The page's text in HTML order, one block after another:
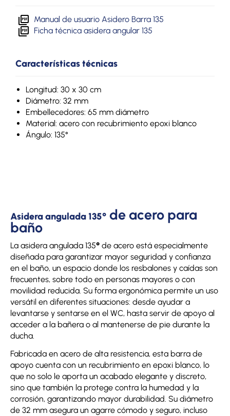
Manual de usuario Asidero Barra 135
Ficha técnica asidera angular 135
Características técnicas
Longitud: 30 x 30 cm
Diámetro: 32 mm
Embellecedores: 65 mm diámetro
Material: acero con recubrimiento epoxi blanco
Ángulo: 135°
Asidera angulada 135° de acero para
baño
La asidera angulada 135° de acero está especialmente
diseñada para garantizar mayor seguridad y confianza
en el baño, un espacio donde los resbalones y caídas son
frecuentes, sobre todo en personas mayores o con
movilidad reducida. Su forma ergonómica permite un uso
versátil en diferentes situaciones: desde ayudar a
levantarse y sentarse en el WC, hasta servir de apoyo al
acceder a la bañera o al mantenerse de pie durante la
ducha.
Fabricada en acero de alta resistencia, esta barra de
apoyo cuenta con un recubrimiento en epoxi blanco, lo
que no solo le aporta un acabado elegante y discreto,
sino que también la protege contra la humedad y la
corrosión, garantizando mayor durabilidad. Su diámetro
de 32 mm asegura un agarre cómodo y seguro, incluso